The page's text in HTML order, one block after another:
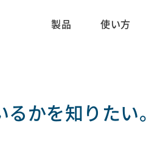
製品 使い方
かを知りたい。